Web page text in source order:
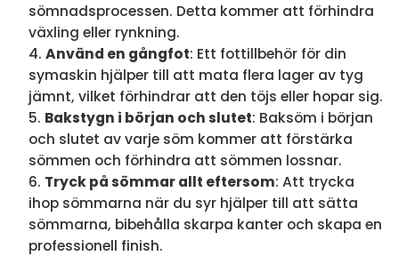
sömnadsprocessen. Detta kommer att förhindra
växling eller rynkning.
Använd en gångfot: Ett fottillbehör för din
symaskin hjälper till att mata flera lager av tyg
jämnt, vilket förhindrar att den töjs eller hopar sig.
Bakstygn i början och slutet: Baksöm i början
och slutet av varje söm kommer att förstärka
sömmen och förhindra att sömmen lossnar.
Tryck på sömmar allt eftersom: Att trycka
ihop sömmarna när du syr hjälper till att sätta
sömmarna, bibehålla skarpa kanter och skapa en
professionell finish.